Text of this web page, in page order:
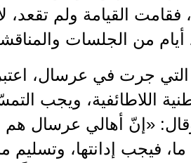
فقامت القيامة ولم
من الجلسات
التي جرت في عرسال،
اللاطائفية، ويجب
«إنّ أهالي عرسال
فيجب إدانتها، وتسليم